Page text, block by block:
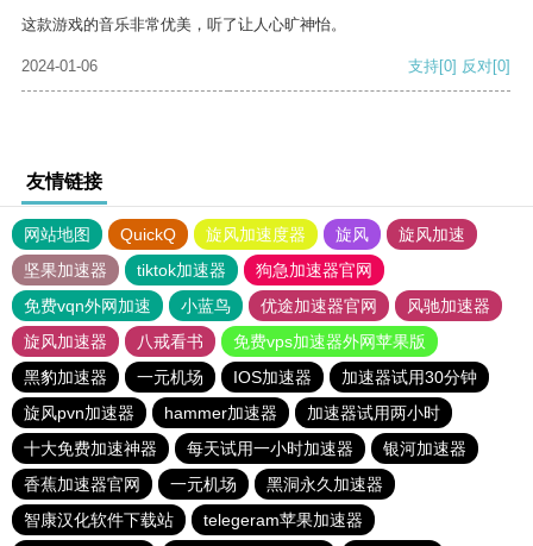
这款游戏的音乐非常优美，听了让人心旷神怡。
2024-01-06 支持[0] 反对[0]
友情链接
网站地图 QuickQ 旋风加速度器 旋风
旋风加速
坚果加速器
tiktok加速器
狗急加速器官网
免费vqn外网加速
小蓝鸟 优途加速器官网
风驰加速器
旋风加速器
八戒看书
免费vps加速器外网苹果版
黑豹加速器
一元机场 IOS加速器
加速器试用30分钟
旋风pvn加速器
hammer加速器
加速器试用两小时
十大免费加速神器
每天试用一小时加速器
银河加速器
香蕉加速器官网
一元机场
黑洞永久加速器
智康汉化软件下载站
telegeram苹果加速器